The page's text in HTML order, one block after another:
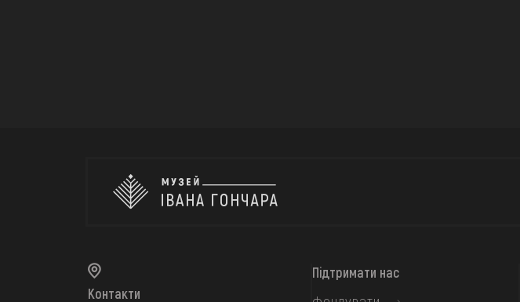
Контакти
Підтримати нас